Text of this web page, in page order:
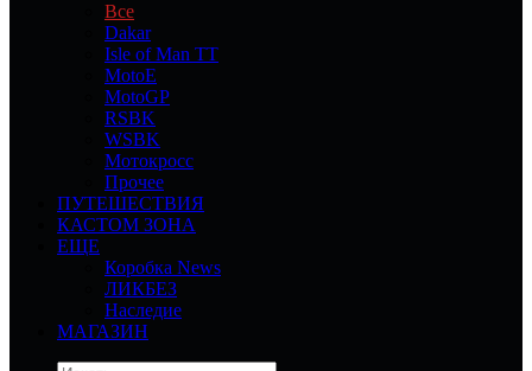
Все
Dakar
Isle of Man TT
MotoE
MotoGP
RSBK
WSBK
Мотокросс
Прочее
ПУТЕШЕСТВИЯ
КАСТОМ ЗОНА
ЕЩЕ
Коробка News
ЛИКБЕЗ
Наследие
МАГАЗИН